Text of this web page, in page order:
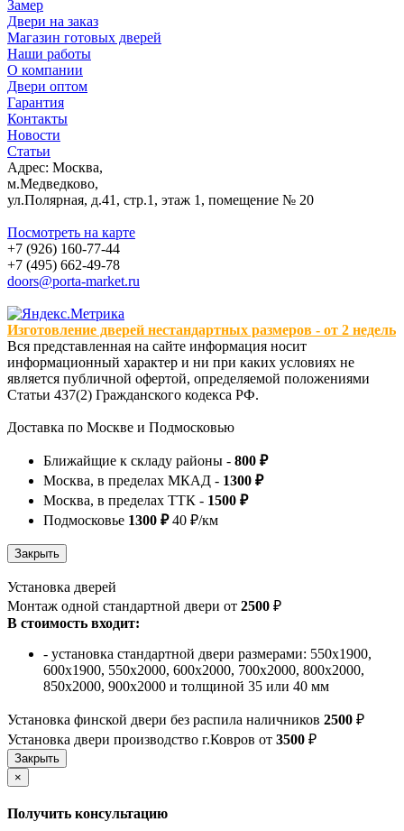
Замер
Двери на заказ
Магазин готовых дверей
Наши работы
О компании
Двери оптом
Гарантия
Контакты
Новости
Статьи
Адрес: Москва,
м.Медведково,
ул.Полярная, д.41, стр.1, этаж 1, помещение № 20
Посмотреть на карте
+7 (926) 160-77-44
+7 (495) 662-49-78
doors@porta-market.ru
Изготовление дверей нестандартных размеров - от 2 недель
Вся представленная на сайте информация носит
информационный характер и ни при каких условиях не
является публичной офертой, определяемой положениями
Статьи 437(2) Гражданского кодекса РФ.
Доставка по Москве и Подмосковью
Ближайщие к складу районы - 800 ₽
Москва, в пределах МКАД - 1300 ₽
Москва, в пределах ТТК - 1500 ₽
Подмосковье 1300 ₽40 ₽/км
Установка дверей
Монтаж одной стандартной двери от 2500 ₽
В стоимость входит:
- установка стандартной двери размерами: 550х1900,
600х1900, 550х2000, 600х2000, 700х2000, 800х2000,
850х2000, 900х2000 и толщиной 35 или 40 мм
Установка финской двери без распила наличников 2500 ₽
Установка двери производство г.Ковров от 3500 ₽
×
Получить консультацию